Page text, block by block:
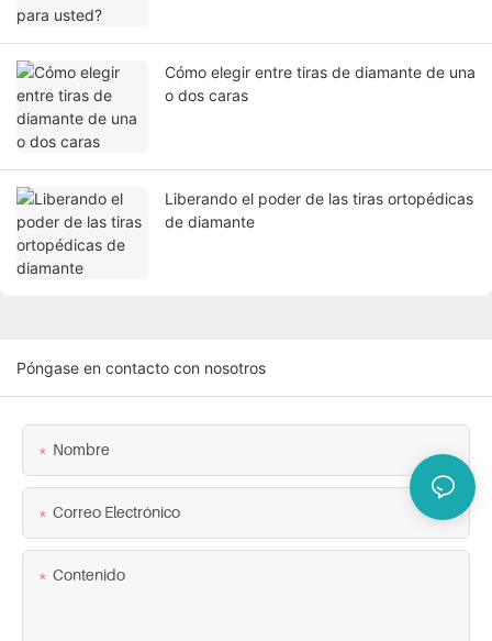
Cómo elegir entre tiras de diamante de una
o dos caras
Liberando el poder de las tiras ortopédicas
de diamante
Póngase en contacto con nosotros
Nombre
Correo Electrónico
Contenido